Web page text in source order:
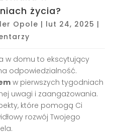
życia?
Opole | lut 24, 2025 |
w domu to ekscytujący
odpowiedzialność.
w pierwszych tygodniach
uwagi i zaangażowania.
które pomogą Ci
rozwój Twojego